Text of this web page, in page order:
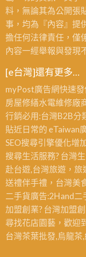
料，無論其為公開張
事，均為『內容』提
擔任何法律責任，僅
內容一經舉報與發現
[e台灣]還有更多…
myPost廣告網快速
房屋修繕水電維修廠
行銷必用:台灣B2B分
貼近日常的 eTaiwan
SEO搜尋引擎優化增
搜尋生活服務? 台灣
赴台遊,台灣旅遊，旅
送禮伴手禮，台灣美
二手貨廣告:2Hand二
加盟創業? 台灣加盟
尋找花店園藝，歡迎到
台灣茶葉批發,烏龍茶